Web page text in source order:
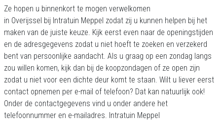
Ze hopen u binnenkort te mogen verwelkomen
in Overijssel bij Intratuin Meppel zodat zij u kunnen helpen bij het
maken van de juiste keuze. Kijk eerst even naar de openingstijden
en de adresgegevens zodat u niet hoeft te zoeken en verzekerd
bent van persoonlijke aandacht. Als u graag op een zondag langs
zou willen komen, kijk dan bij de koopzondagen of ze open zijn
zodat u niet voor een dichte deur komt te staan. Wilt u liever eerst
contact opnemen per e-mail of telefoon? Dat kan natuurlijk ook!
Onder de contactgegevens vind u onder andere het
telefoonnummer en e-mailadres. Intratuin Meppel